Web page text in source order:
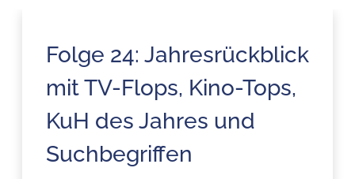
Folge 24: Jahresrückblick
mit TV-Flops, Kino-Tops,
KuH des Jahres und
Suchbegriffen